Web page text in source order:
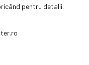
pentru detalii.